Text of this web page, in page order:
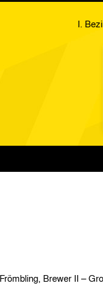
I.
Brewer II –